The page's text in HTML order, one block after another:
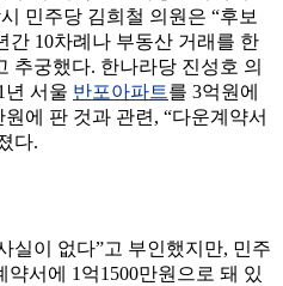
민주당 김희철 의원은 “후보
간 10차례나 부동산 거래를 한
추궁했다. 한나라당 진성호 의
년 서울 반포아파트를 3억원에
에 판 것과 관련, “다운계약서
다.
실이 없다”고 부인했지만, 민주
서에 1억1500만원으로 돼 있